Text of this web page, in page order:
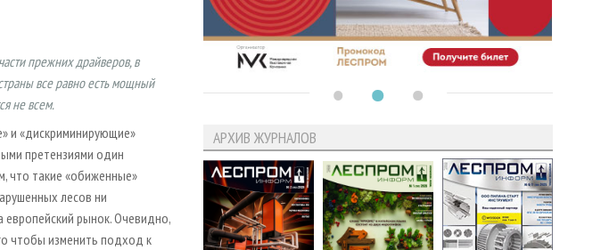
прежних драйверов, в
все равно есть мощный
не всем.
и «дискриминирующие»
претензиями один
что такие «обиженные»
лесов ни
рынок. Очевидно,
чтобы изменить подход к
АРХИВ ЖУРНАЛОВ